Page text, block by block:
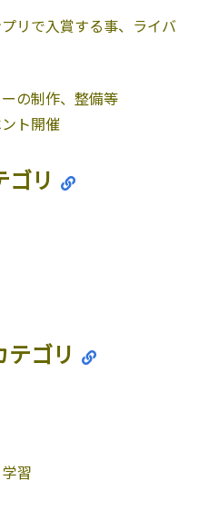
リで入賞する事、ライバ
の制作、整備等
ト開催
ゴリ
テゴリ
習